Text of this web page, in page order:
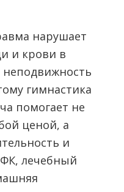
нарушает
и крови в
неподвижность
гимнастика
помогает не
ценой, а
и
лечебный